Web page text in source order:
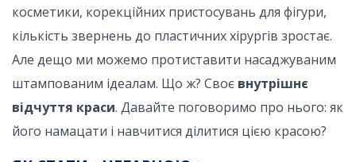
косметики, корекційних пристосувань для фігури,
кількість звернень до пластичних хірургів зростає.
Але дещо ми можемо протиставити насаджуваним
штампованим ідеалам. Що ж? Своє внутрішнє
відчуття краси. Давайте поговоримо про нього: як
його намацати і навчитися ділитися цією красою?